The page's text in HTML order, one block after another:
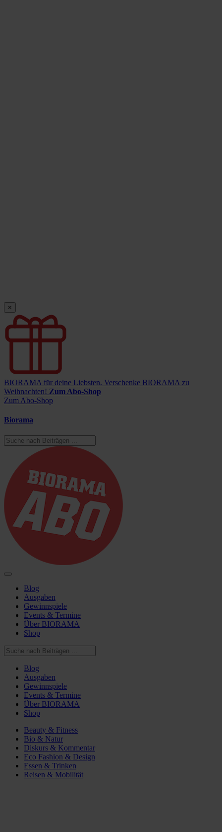
×
BIORAMA für deine Liebsten. Verschenke BIORAMA zu
Weihnachten! Zum Abo-Shop
Zum Abo-Shop
Biorama
Blog
Ausgaben
Gewinnspiele
Events & Termine
Über BIORAMA
Shop
Blog
Ausgaben
Gewinnspiele
Events & Termine
Über BIORAMA
Shop
Beauty & Fitness
Bio & Natur
Diskurs & Kommentar
Eco Fashion & Design
Essen & Trinken
Reisen & Mobilität